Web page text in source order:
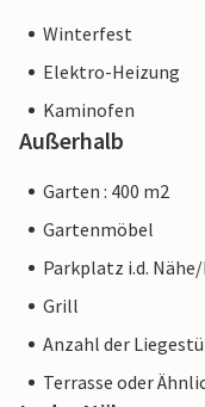
Winterfest
Elektro-Heizung
Kaminofen
Außerhalb
Garten : 400 m2
Gartenmöbel
Parkplatz i.d.
Grill
Anzahl der
Terrasse oder